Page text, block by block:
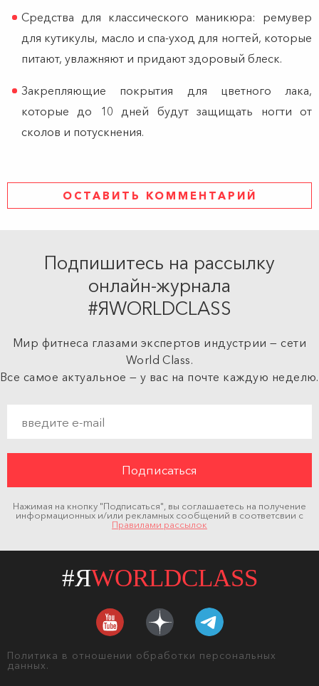
Средства для классического маникюра: ремувер
для кутикулы, масло и спа-уход для ногтей, которые
питают, увлажняют и придают здоровый блеск.
Закрепляющие покрытия для цветного лака,
которые до 10 дней будут защищать ногти от
сколов и потускнения.
ОСТАВИТЬ КОММЕНТАРИЙ
Подпишитесь на рассылку
онлайн-журнала
#ЯWORLDCLASS
Мир фитнеса глазами экспертов индустрии — сети
World Class.
Все самое актуальное — у вас на почте каждую неделю.
Нажимая на кнопку "Подписаться", вы соглашаетесь на получение
информационных и/или рекламных сообщений в соответсвии с
Правилами рассылок
#ЯWORLDCLASS
Политика в отношении обработки персональных
данных.